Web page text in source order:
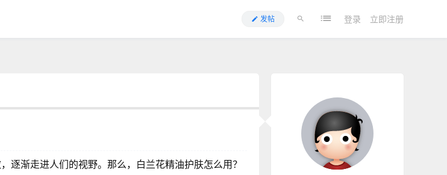
登录 立即注册
发帖
逐渐走进人们的视野。那么，白兰花精油护肤怎么用？